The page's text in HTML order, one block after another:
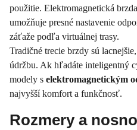
použitie. Elektromagnetická
umožňuje presné nastavenie
záťaže podľa virtuálnej trasy.
Tradičné trecie brzdy sú
údržbu. Ak hľadáte inteligentný
modely s elektromagnetickým
najvyšší komfort a funkčnosť.
Rozmery a